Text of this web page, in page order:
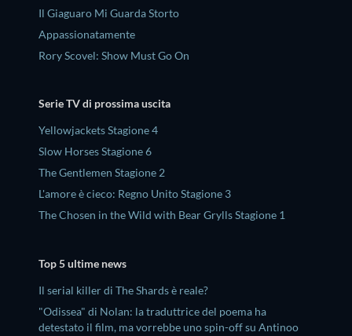
Il Giaguaro Mi Guarda Storto
Appassionatamente
Rory Scovel: Show Must Go On
Serie TV di prossima uscita
Yellowjackets Stagione 4
Slow Horses Stagione 6
The Gentlemen Stagione 2
L'amore è cieco: Regno Unito Stagione 3
The Chosen in the Wild with Bear Grylls Stagione 1
Top 5 ultime news
Il serial killer di The Shards è reale?
"Odissea" di Nolan: la traduttrice del poema ha
detestato il film, ma vorrebbe uno spin-off su Antinoo